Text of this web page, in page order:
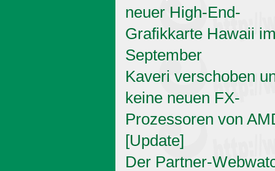
neuer High-End-
Grafikkarte Hawaii
September
Kaveri verschoben
keine neuen FX-
Prozessoren von
[Update]
Der Partner-